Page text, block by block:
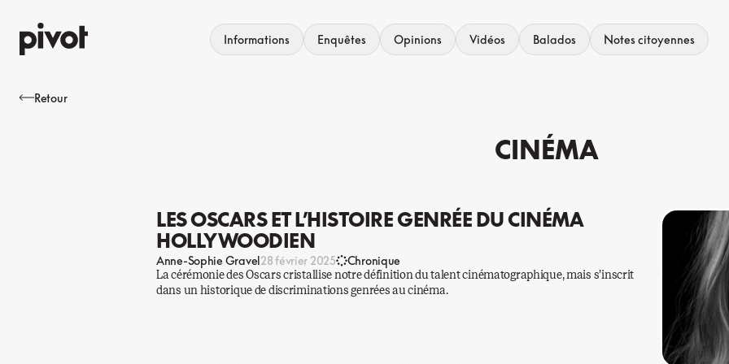
au
contenu
Informations Enquêtes Opinions Vidéos Balados Notes citoyennes
Retour
CINÉMA
LES OSCARS ET L’HISTOIRE GENRÉE DU CINÉMA
HOLLYWOODIEN
Anne-Sophie Gravel28 février 2025 Chronique
La cérémonie des Oscars cristallise notre définition du talent cinématographique, mais s’inscrit
dans un historique de discriminations genrées au cinéma.